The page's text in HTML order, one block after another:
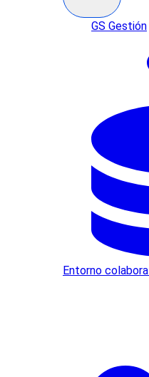
GS Gestión
Entorno